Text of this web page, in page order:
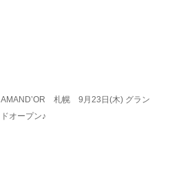
AMAND’OR 札幌 9月23日(木) グラン
ドオープン♪